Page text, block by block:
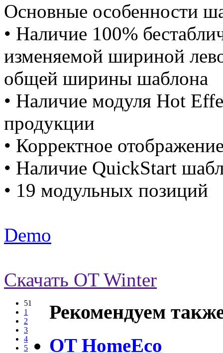
Основные особенности
• Наличие 100%
изменяемой шириной
общей ширины шаблона
• Наличие модуля Hot
продукции
• Корректное
• Наличие QuickStart
• 19 модульных позиций
Demo
Скачать OT Winter
51
1
2
3
4
5
Рекомендуем
OT HomeEco